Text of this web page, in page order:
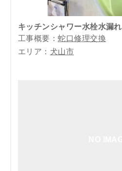
キッチンシャワー水栓水漏れ
工事概要：蛇口修理交換
エリア： 犬山市